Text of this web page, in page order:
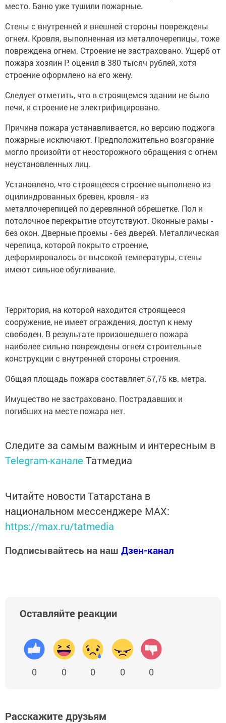
место. Баню уже тушили пожарные.
Стены с внутренней и внешней стороны повреждены
огнем. Кровля, выполненная из металлочерепицы, тоже
повреждена огнем. Строение не застраховано. Ущерб от
пожара хозяин Р. оценил в 380 тысяч рублей, хотя
строение оформлено на его жену.
Следует отметить, что в строящемся здании не было
печи, и строение не электрифицировано.
Причина пожара устанавливается, но версию поджога
пожарные исключают. Предположительно возгорание
могло произойти от неосторожного обращения с огнем
неустановленных лиц.
Установлено, что строящееся строение выполнено из
оцилиндрованных бревен, кровля - из
металлочерепицей по деревянной обрешетке. Пол и
потолочное перекрытие отсутствуют. Оконные рамы -
без окон. Дверные проемы - без дверей. Металлическая
черепица, которой покрыто строение,
деформировалось от высокой температуры, стены
имеют сильное обугливание.
Территория, на которой находится строящееся
сооружение, не имеет ограждения, доступ к нему
свободен. В результате произошедшего пожара
наиболее сильно повреждены огнем строительные
конструкции с внутренней стороны строения.
Общая площадь пожара составляет 57,75 кв. метра.
Имущество не застраховано. Пострадавших и
погибших на месте пожара нет.
Следите за самым важным и интересным в
Telegram-канале Татмедиа
Читайте новости Татарстана в
национальном мессенджере MАХ:
https://max.ru/tatmedia
Подписывайтесь на наш Дзен-канал
Оставляйте реакции
0 0 0 0 0
Расскажите друзьям